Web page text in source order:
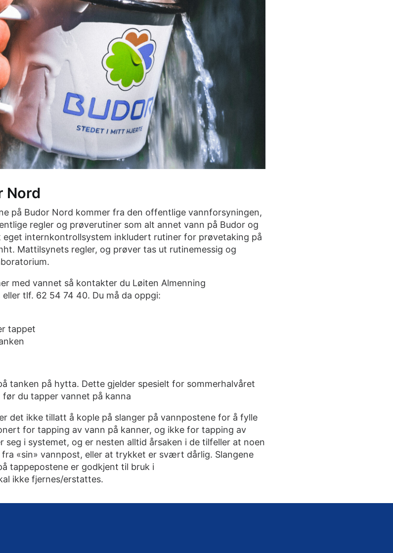
Nord
på Budor Nord kommer fra den offentlige vannforsyningen,
regler og prøverutiner som alt annet vann på Budor og
eget internkontrollsystem inkludert rutiner for prøvetaking på
Mattilsynets regler, og prøver tas ut rutinemessig og
med vannet så kontakter du Løiten Almenning
eller tlf. 62 54 74 40. Du må da oppgi:
tappet
tanken på hytta. Dette gjelder spesielt for sommerhalvåret
du tapper vannet på kanna
det ikke tillatt å kople på slanger på vannpostene for å fylle
for tapping av vann på kanner, og ikke for tapping av
i systemet, og er nesten alltid årsaken i de tilfeller at noen
«sin» vannpost, eller at trykket er svært dårlig. Slangene
tappepostene er godkjent til bruk i
ikke fjernes/erstattes.